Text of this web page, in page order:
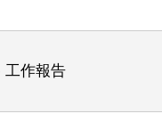
工作報告